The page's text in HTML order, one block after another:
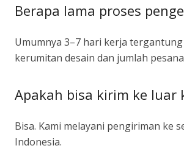
Berapa lama proses
Umumnya 3–7 hari kerja
kerumitan desain dan jumlah
Apakah bisa kirim ke luar
Bisa. Kami melayani pengiriman ke
Indonesia.